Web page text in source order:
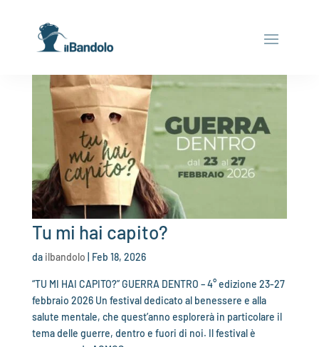
Tu mi hai capito?
da ilbandolo Feb 18, 2026
“TU MI HAI CAPITO?” GUERRA DENTRO – 4° edizione 23-27
febbraio 2026 Un festival dedicato al benessere e alla
salute mentale, che quest’anno esplorerà in particolare il
tema delle guerre, dentro e fuori di noi. Il festival è